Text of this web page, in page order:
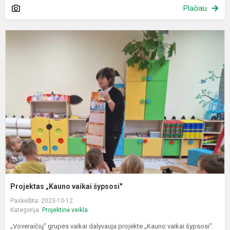
Plačiau
Projektas „Kauno vaikai šypsosi"
Paskelbta: 2023-10-12
Kategorija: Projektinė veikla
„Voveraičių" grupės vaikai dalyvauja projekte „Kauno vaikai šypsosi".